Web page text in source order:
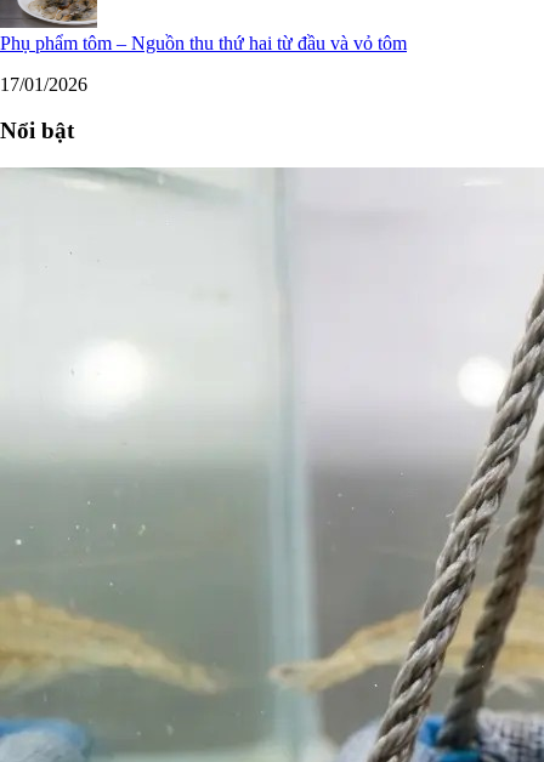
Phụ phẩm tôm – Nguồn thu thứ hai từ đầu và vỏ tôm
17/01/2026
Nổi bật